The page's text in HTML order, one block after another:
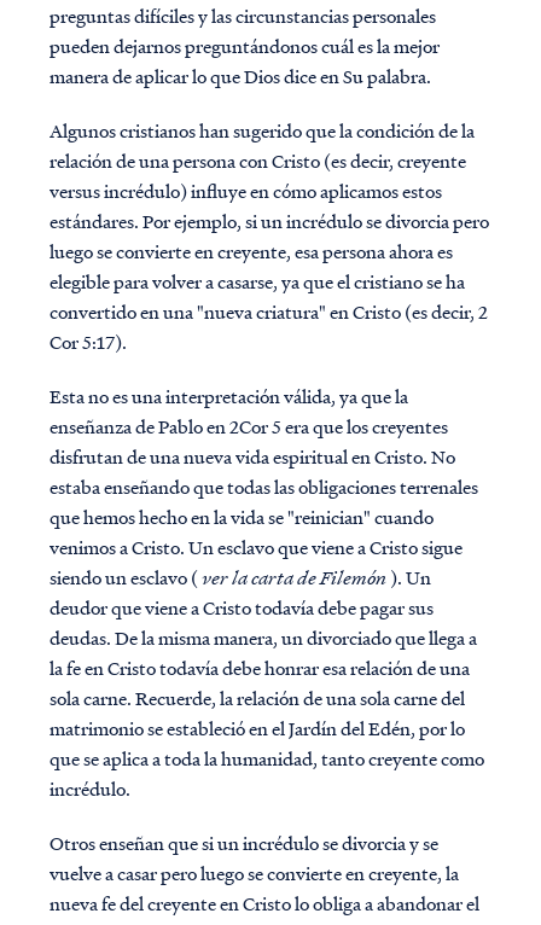
preguntas difíciles y las circunstancias personales
pueden dejarnos preguntándonos cuál es la mejor
manera de aplicar lo que Dios dice en Su palabra.
Algunos cristianos han sugerido que la condición de la
relación de una persona con Cristo (es decir, creyente
versus incrédulo) influye en cómo aplicamos estos
estándares. Por ejemplo, si un incrédulo se divorcia pero
luego se convierte en creyente, esa persona ahora es
elegible para volver a casarse, ya que el cristiano se ha
convertido en una "nueva criatura" en Cristo (es decir, 2
Cor 5:17).
Esta no es una interpretación válida, ya que la
enseñanza de Pablo en 2Cor 5 era que los creyentes
disfrutan de una nueva vida espiritual en Cristo. No
estaba enseñando que todas las obligaciones terrenales
que hemos hecho en la vida se "reinician" cuando
venimos a Cristo. Un esclavo que viene a Cristo sigue
siendo un esclavo (ver la carta de Filemón). Un
deudor que viene a Cristo todavía debe pagar sus
deudas. De la misma manera, un divorciado que llega a
la fe en Cristo todavía debe honrar esa relación de una
sola carne. Recuerde, la relación de una sola carne del
matrimonio se estableció en el Jardín del Edén, por lo
que se aplica a toda la humanidad, tanto creyente como
incrédulo.
Otros enseñan que si un incrédulo se divorcia y se
vuelve a casar pero luego se convierte en creyente, la
nueva fe del creyente en Cristo lo obliga a abandonar el